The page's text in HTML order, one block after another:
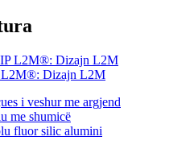
Dizajn L2M
fluor silic alumini